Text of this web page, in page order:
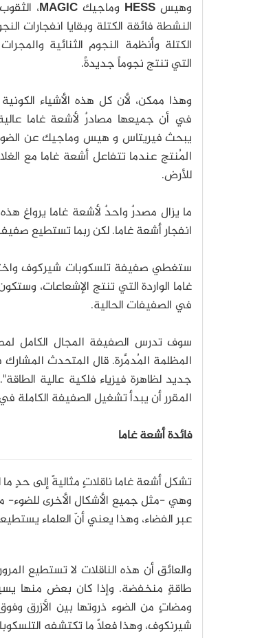
وهيسHESS وماجيك MAGIC
،
النشطة فائقة الكتلة وبقايا انفجارات
الكتلة وأنظمة النجوم الثنائية
التي تنتج نجوماً جديدةً.
وهذا ممكن، لأن كل هذه الأشياء
في أن جميعها مصادرٌ لأشعة غاما عالية
يبحث فيريتاس و هيس وماجيك عن
المُنتج عندما تتفاعل أشعة غاما مع
للأرض.
ما يزال مصدرٌ واحدٌ لأشعة غاما يرواغ
انفجار أشعة غاما.لكن ربما تستطيع
ستغطي صفيفة تلسكوبات شيركوف
غاما الواردة التي تنتج الإشعاعات،
في الصفيفات الحالية.
سوف تدرس الصفيفة المجال الكامل
المظلمة المُدمَّرة.قال المتحدث المشارك
جديد لظاهرة فيزياء فلكية عالية الطاقة".
المقرر أن يبدأ تشغيل الصفيفة الكاملة في
فائدة أشعة غاما
تشكل أشعة غاما ناقلاتٍ مثاليةً إلى حدٍ ما
وهي -مثل جميع الأشكال الأخرى للضوء-
عبر الفضاء، وهذا يعني أنّ العلماء
والعائق أن هذه الناقلات لا تستطيع
طاقةٍ منخفضة. وإذا كان بعض منها
ومضاتٍ من الضوء ذروتها بين الأزرق
شيرنكوف، وهذا فعلاً ما تكتشفه